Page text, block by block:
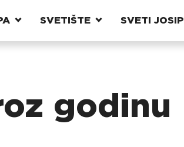
SVETIŠTE SVETI JOSIP
godinu